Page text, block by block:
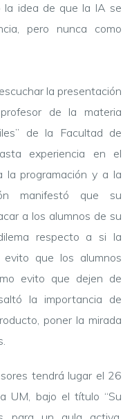
la idea de que la IA se
pero nunca como
la presentación
de la materia
de la Facultad de
experiencia en el
la programación y a la
manifestó que su
a los alumnos de su
respecto a si la
evito que los alumnos
evito que dejen de
la importancia de
poner la mirada
tendrá lugar el 26
UM, bajo el título “Su